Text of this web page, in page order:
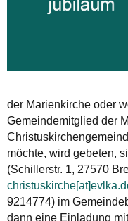
der Marienkirche oder
Gemeindemitglied der
möchte, wird gebeten,
(Schillerstr. 1, 27570
9214774) im
dann eine Einladung